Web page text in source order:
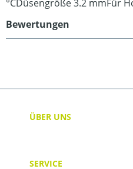
°CDüsengröße 3.2 mmFür
Bewertungen
ÜBER UNS
SERVICE